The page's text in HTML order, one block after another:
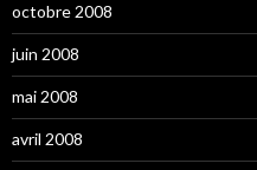
octobre 2008
juin 2008
mai 2008
avril 2008